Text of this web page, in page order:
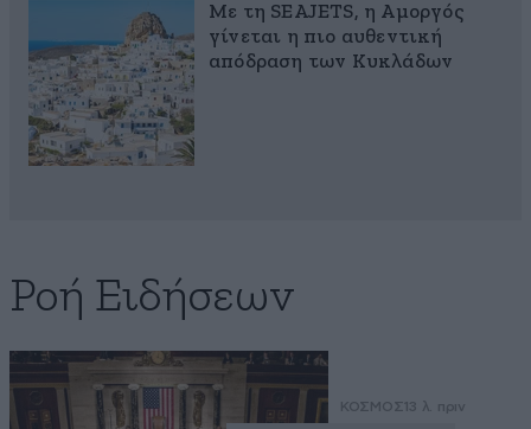
Με τη SEAJETS, η Αμοργός
γίνεται η πιο αυθεντική
απόδραση των Κυκλάδων
Ροή Ειδήσεων
ΚΟΣΜΟΣ 13 λ. πριν